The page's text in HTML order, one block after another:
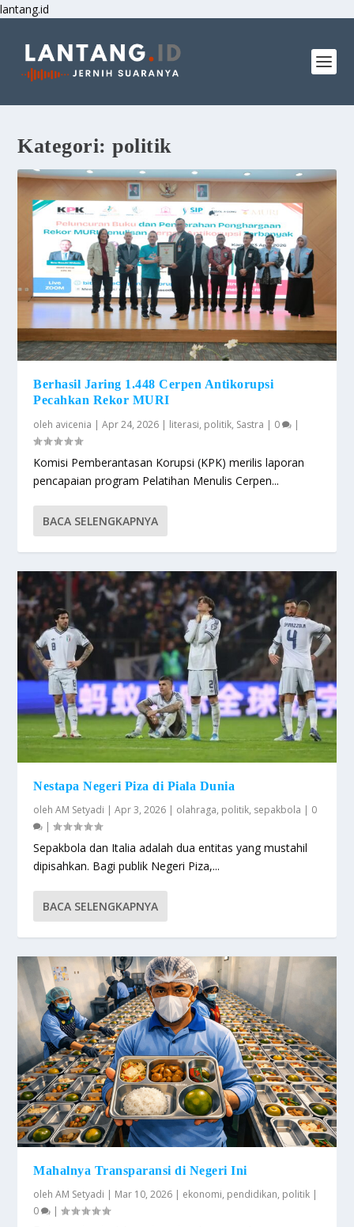
lantang.id
Kategori:politik
Berhasil Jaring 1.448 Cerpen Antikorupsi
Pecahkan Rekor MURI
oleh avicenia |Apr 24, 2026 | literasi, politik, Sastra | 0 |
Komisi Pemberantasan Korupsi (KPK) merilis laporan
pencapaian program Pelatihan Menulis Cerpen...
BACA SELENGKAPNYA
Nestapa Negeri Piza di Piala Dunia
olehAM Setyadi |Apr 3, 2026 | olahraga, politik, sepakbola | 0
|
Sepakbola dan Italia adalah dua entitas yang mustahil
dipisahkan. Bagi publik Negeri Piza,...
BACA SELENGKAPNYA
Mahalnya Transparansi di Negeri Ini
olehAM Setyadi | Mar 10, 2026 | ekonomi, pendidikan, politik |
0
|